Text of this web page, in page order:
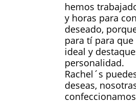
hemos
y horas para
deseado,
para tí para
ideal y
Rachel´s
deseas,